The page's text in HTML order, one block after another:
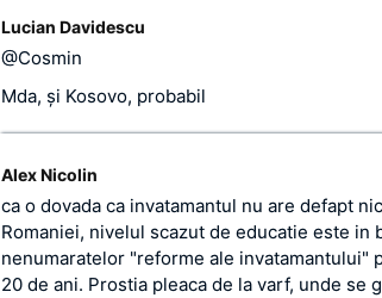
Lucian Davidescu
@Cosmin
Mda, şi Kosovo, probabil
Alex Nicolin
ca o dovada ca invatamantul nu are defapt
Romaniei, nivelul scazut de educatie este in
nenumaratelor "reforme ale
20 de ani. Prostia pleaca de la varf, unde se